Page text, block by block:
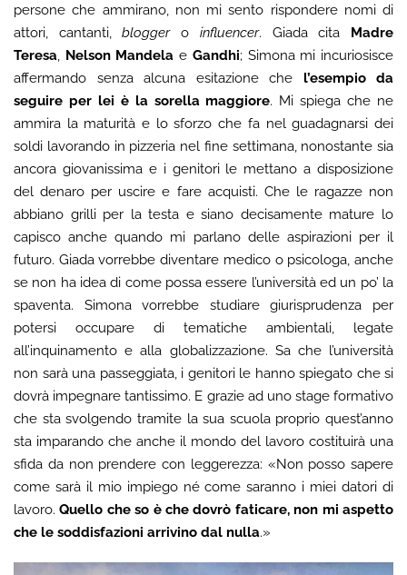
persone che ammirano, non mi sento rispondere nomi di
attori, cantanti,bloggero influencer. Giada cita Madre
Teresa, Nelson Mandela e Gandhi; Simona mi incuriosisce
affermando senza alcuna esitazione che l’esempio da
seguire per lei è la sorella maggiore. Mi spiega che ne
ammira la maturità e lo sforzo che fa nel guadagnarsi dei
soldi lavorando in pizzeria nel fine settimana, nonostante sia
ancora giovanissima e i genitori le mettano a disposizione
del denaro per uscire e fare acquisti. Che le ragazze non
abbiano grilli per la testa e siano decisamente mature lo
capisco anche quando mi parlano delle aspirazioni per il
futuro. Giada vorrebbe diventare medico o psicologa, anche
se non ha idea di come possa essere l’università ed un po’ la
spaventa. Simona vorrebbe studiare giurisprudenza per
potersi occupare di tematiche ambientali, legate
all’inquinamento e alla globalizzazione. Sa che l’università
non sarà una passeggiata, i genitori le hanno spiegato che si
dovrà impegnare tantissimo. E grazie ad uno stage formativo
che sta svolgendo tramite la sua scuola proprio quest’anno
sta imparando che anche il mondo del lavoro costituirà una
sfida da non prendere con leggerezza: «Non posso sapere
come sarà il mio impiego né come saranno i miei datori di
lavoro.Quello che so è che dovrò faticare, non mi aspetto
che le soddisfazioni arrivino dal nulla.»